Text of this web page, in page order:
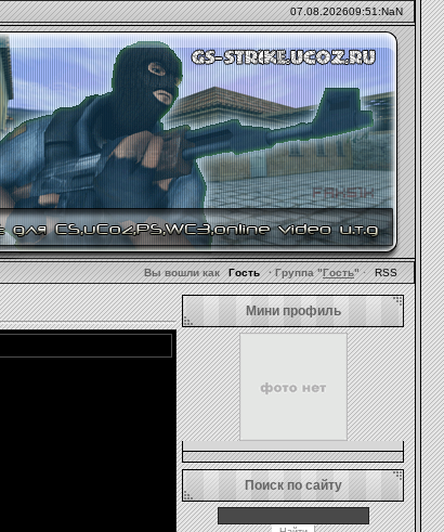
07.08.202609:51:NaN
Вы вошли как Гость · Группа "Гость"· RSS
Мини профиль
Поиск по сайту